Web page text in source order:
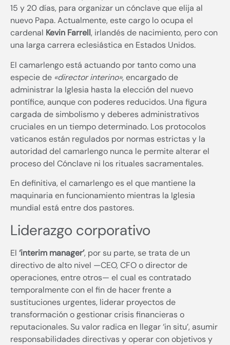
15 y 20 días, para organizar un cónclave que elija al
nuevo Papa. Actualmente, este cargo lo ocupa el
cardenal Kevin Farrell, irlandés de nacimiento, pero con
una larga carrera eclesiástica en Estados Unidos.
El camarlengo está actuando por tanto como una
especie de «director interino», encargado de
administrar la Iglesia hasta la elección del nuevo
pontífice, aunque con poderes reducidos. Una figura
cargada de simbolismo y deberes administrativos
cruciales en un tiempo determinado. Los protocolos
vaticanos están regulados por normas estrictas y la
autoridad del camarlengo nunca le permite alterar el
proceso del Cónclave ni los rituales sacramentales.
En definitiva, el camarlengo es el que mantiene la
maquinaria en funcionamiento mientras la Iglesia
mundial está entre dos pastores.
Liderazgo corporativo
El ‘interim manager’, por su parte, se trata de un
directivo de alto nivel —CEO, CFO o director de
operaciones, entre otros— el cual es contratado
temporalmente con el fin de hacer frente a
sustituciones urgentes, liderar proyectos de
transformación o gestionar crisis financieras o
reputacionales. Su valor radica en llegar ‘in situ’, asumir
responsabilidades directivas y operar con objetivos y